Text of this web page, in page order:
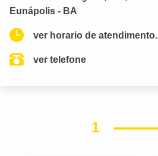
Eunápolis - BA
ver horario de atendimento.
ver telefone
1